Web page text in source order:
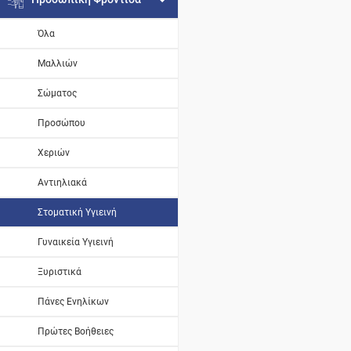
Όλα
Μαλλιών
Σώματος
Προσώπου
Χεριών
Αντιηλιακά
Στοματική Υγιεινή
Γυναικεία Υγιεινή
Ξυριστικά
Πάνες Ενηλίκων
Πρώτες Βοήθειες